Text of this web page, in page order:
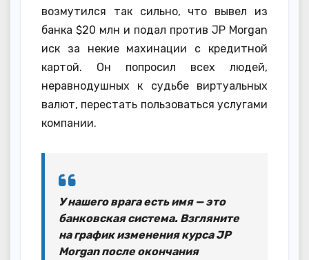
возмутился так сильно, что вывел из
банка $20 млн и подал против JP Morgan
иск за некие махинации с кредитной
картой. Он попросил всех людей,
неравнодушных к судьбе виртуальных
валют, перестать пользоваться услугами
компании.
У нашего врага есть имя — это
банковская система. Взгляните
на график изменения курса JP
Morgan после окончания